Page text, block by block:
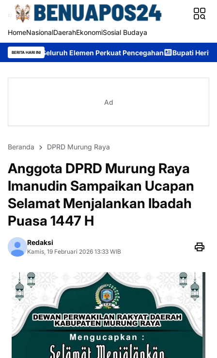
HomeNasionalDaerahEkonomiSosial Budaya
BERITA HARI INI
Elemen Perkuat Pencegahan Bupati Heriyus: Wisuda
Ad
Beranda DPRD Murung Raya
Anggota DPRD Murung Raya
Imanudin Sampaikan Ucapan
Selamat Menjalankan Ibadah
Puasa 1447 H
Redaksi
Kamis, 19 Februari 2026 13:33 WIB